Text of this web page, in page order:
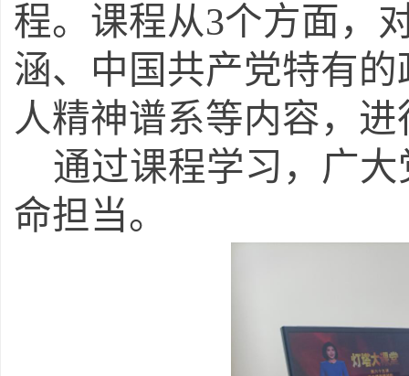
程。课程从3个方面，
涵、中国共产党特有
人精神谱系等内容，
通过课程学习，广大
命担当。